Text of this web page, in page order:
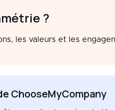
?
les valeurs et les
ChooseMyCompany